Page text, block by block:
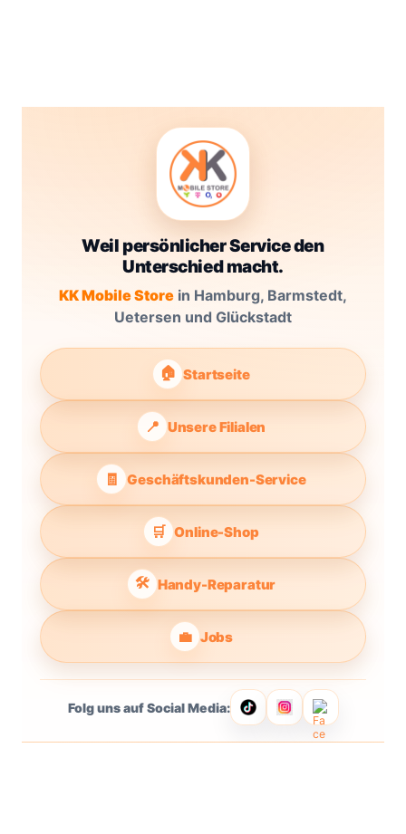
Weil persönlicher Service den
Unterschied macht.
KK Mobile Store in Hamburg, Barmstedt,
Uetersen und Glückstadt
🏠 Startseite
📍 Unsere Filialen
🧾 Geschäftskunden-Service
🛒 Online-Shop
🛠️ Handy-Reparatur
💼 Jobs
Folg uns auf Social Media: